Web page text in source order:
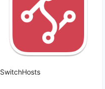
SwitchHosts